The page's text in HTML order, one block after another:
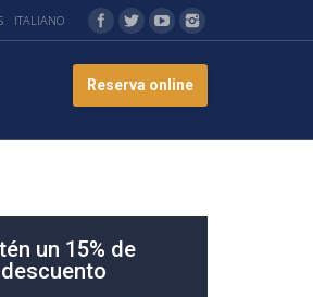
ITALIANO
Reserva online
un 15% de
descuento